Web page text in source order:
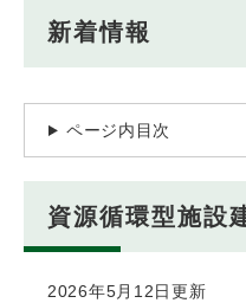
新着情報
ページ内目次
資源循環型施設
2026年5月12日更新